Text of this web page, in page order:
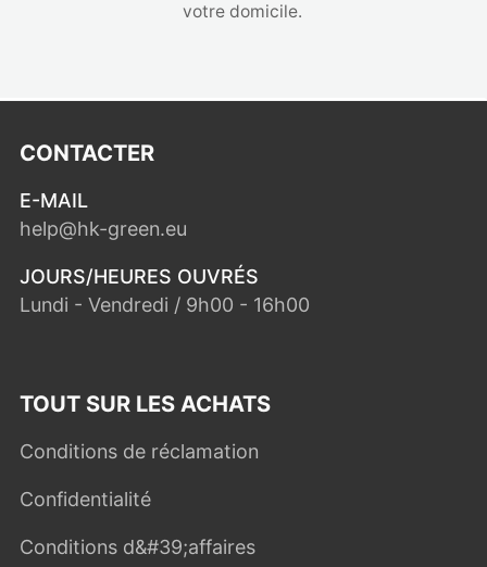
votre domicile.
CONTACTER
E-MAIL
help@hk-green.eu
JOURS/HEURES OUVRÉS
Lundi - Vendredi / 9h00 - 16h00
TOUT SUR LES ACHATS
Conditions de réclamation
Confidentialité
Conditions d&#39;affaires